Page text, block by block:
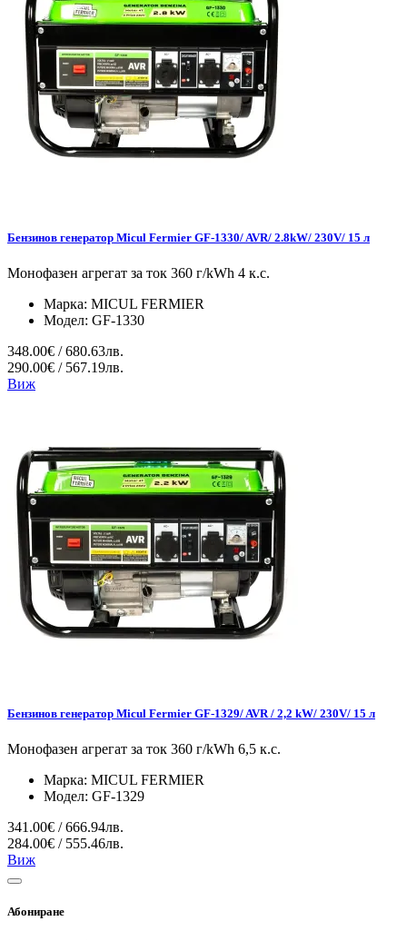
Бензинов генератор Micul Fermier GF-1330/ AVR/ 2.8kW/ 230V/ 15 л
Монофазен агрегат за ток 360 г/kWh 4 к.с.
Марка: MICUL FERMIER
Модел: GF-1330
348.00€ / 680.63лв.
290.00€ / 567.19лв.
Виж
Бензинов генератор Micul Fermier GF-1329/ AVR / 2,2 kW/ 230V/ 15 л
Монофазен агрегат за ток 360 г/kWh 6,5 к.с.
Марка: MICUL FERMIER
Модел: GF-1329
341.00€ / 666.94лв.
284.00€ / 555.46лв.
Виж
Абониране